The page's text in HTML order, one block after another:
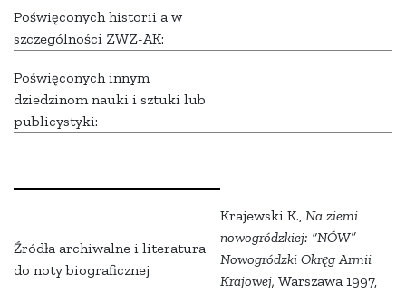
Poświęconych historii a w
szczególności ZWZ-AK:
Poświęconych innym
dziedzinom nauki i sztuki lub
publicystyki:
Źródła archiwalne i literatura
do noty biograficznej
Krajewski K., Na ziemi
nowogródzkiej: “NÓW”-
Nowogródzki Okręg Armii
Krajowej, Warszawa 1997,